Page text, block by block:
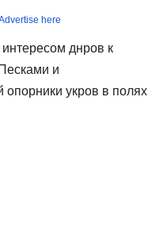
here
днров к
и
укров в полях